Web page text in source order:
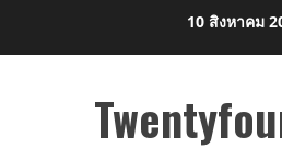
10 สิงหาคม